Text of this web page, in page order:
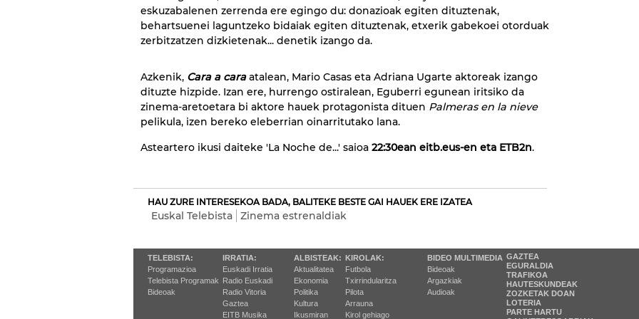
eskuzabalenen zerrenda ere egingo du: donazioak egiten dituztenak,
behartsuenei laguntzeko bidaiak egiten dituztenak, etxerik gabekoei otorduak
zerbitzatzen dizkietenak... denetik izango da.
Azkenik, Cara a caraatalean, Mario Casas eta Adriana Ugarte aktoreak izango
dituzte hizpide. Izan ere, hurrengo ostiralean, Eguberri egunean iritsiko da
zinema-aretoetara bi aktore hauek protagonista dituen Palmeras en la nieve
pelikula, izen bereko eleberrian oinarritutako lana.
Asteartero ikusi daiteke 'La Noche de...' saioa 22:30ean eitb.eus-en eta ETB2n.
HAU ZURE INTERESEKOA BADA, BALITEKE BESTE GAI HAUEK ERE IZATEA
Euskal Telebista Zinema estrenaldiak
TELEBISTA:
Programazioa
Telebista Programak
Bideoak
IRRATIA:
Euskadi Irratia
Radio Euskadi
Radio Vitoria
Gaztea
EITB Musika
ALBISTEAK:
Aktualitatea
Ekonomia
Politika
Kultura
Ikusmiran
KIROLAK:
Futbola
Txirrindularitza
Pilota
Arrauna
Kirol gehiago
BIDEO MULTIMEDIA
Bideoak
Argazkiak
Audioak
GAZTEA
EGURALDIA
TRAFIKOA
HAUTESKUNDEAK
ZOZKETAK DOAN
LOTERIA
PARTE HARTU